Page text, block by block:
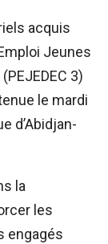
acquis
Jeunes
3)
le mardi
d’Abidjan-
la
les
engagés